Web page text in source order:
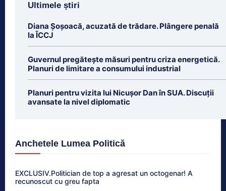
Ultimele știri
Diana Șoșoacă, acuzată de trădare. Plângere penală
la ÎCCJ
Guvernul pregătește măsuri pentru criza energetică.
Planuri de limitare a consumului industrial
Planuri pentru vizita lui Nicușor Dan în SUA. Discuții
avansate la nivel diplomatic
Anchetele Lumea Politică
EXCLUSIV.Politician de top a agresat un octogenar! A
recunoscut cu greu fapta